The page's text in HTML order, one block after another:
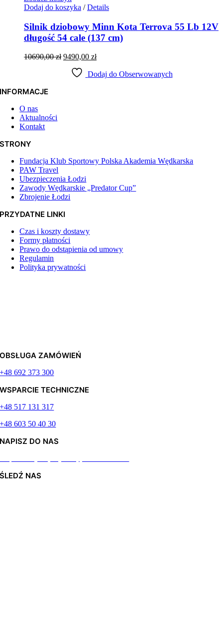
Dodaj do koszyka / Details
Silnik dziobowy Minn Kota Terrova 55 Lb 12V
długość 54 cale (137 cm)
10690,00zł Pierwotna
wynosiła:
9490,00 złAktualna
wynosi:
Dodaj do Obserwowanych
INFORMACJE
O nas
Aktualności
Kontakt
STRONY
Fundacja Klub Sportowy Polska Akademia Wędkarska
PAW Travel
Ubezpieczenia Łodzi
Zawody Wędkarskie „Predator Cup”
Zbrojenie Łodzi
PRZYDATNE LINKI
Czas i koszty dostawy
Formy płatności
Prawo do odstąpienia od umowy
Regulamin
Polityka prywatności
OBSŁUGA ZAMÓWIEŃ
+48 692 373 300
WSPARCIE TECHNICZNE
+48 517 131 317
+48 603 50 40 30
NAPISZ DO NAS
ŚLEDŹ NAS